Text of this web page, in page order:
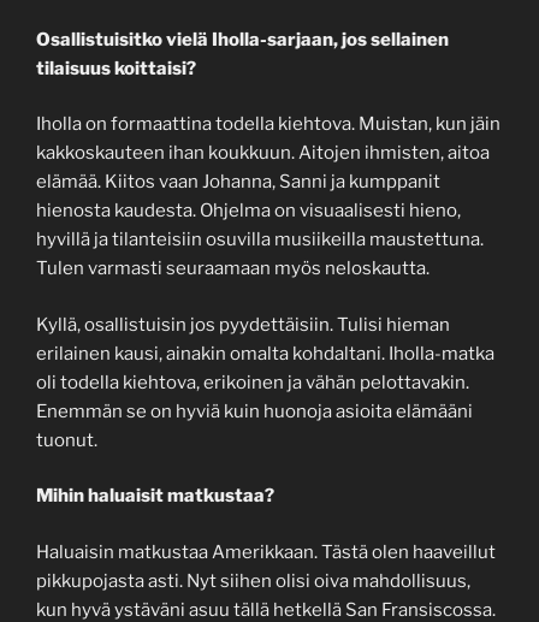
Osallistuisitko vielä Iholla-sarjaan, jos sellainen
tilaisuus koittaisi?
Iholla on formaattina todella kiehtova. Muistan, kun jäin
kakkoskauteen ihan koukkuun. Aitojen ihmisten, aitoa
elämää. Kiitos vaan Johanna, Sanni ja kumppanit
hienosta kaudesta. Ohjelma on visuaalisesti hieno,
hyvillä ja tilanteisiin osuvilla musiikeilla maustettuna.
Tulen varmasti seuraamaan myös neloskautta.
Kyllä, osallistuisin jos pyydettäisiin. Tulisi hieman
erilainen kausi, ainakin omalta kohdaltani. Iholla-matka
oli todella kiehtova, erikoinen ja vähän pelottavakin.
Enemmän se on hyviä kuin huonoja asioita elämääni
tuonut.
Mihin haluaisit matkustaa?
Haluaisin matkustaa Amerikkaan. Tästä olen haaveillut
pikkupojasta asti. Nyt siihen olisi oiva mahdollisuus,
kun hyvä ystäväni asuu tällä hetkellä San Fransiscossa.